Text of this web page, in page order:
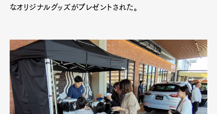
なオリジナルグッズがプレゼントされた。